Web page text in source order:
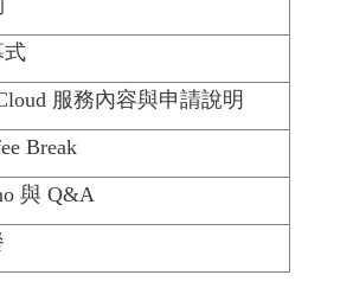
式
服務內容與申請說明
Break
與 Q&A